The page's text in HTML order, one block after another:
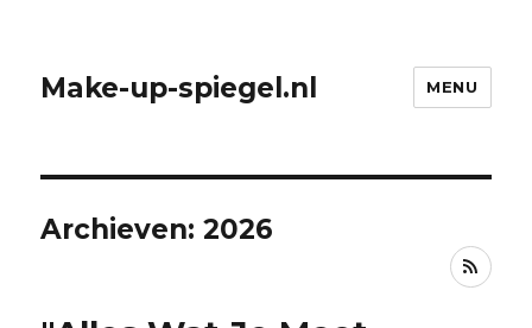
Make-up-spiegel.nl MENU
Archieven: 2026
RSS